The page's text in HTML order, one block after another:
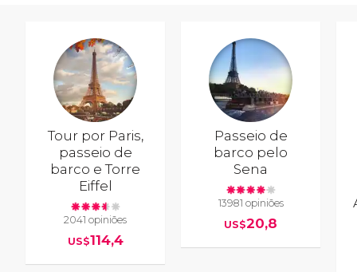
Tour por Paris,
passeio de
barco e Torre
Eiffel
2041 opiniões
US$114,4
Passeio de
barco pelo
Sena
13981 opiniões
US$20,8